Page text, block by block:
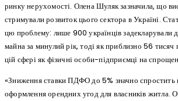
ринку нерухомості. Олена Шуляк зазначила, що
стримували розвиток цього сектора в Україні.
цю проблему: лише 900 українців задекларували
майна за минулий рік, тоді як приблизно 56
цій сфері як фізичні особи-підприємці на
«Зниження ставки ПДФО до 5% значно спростить
оформлення орендних угод для власників житла.